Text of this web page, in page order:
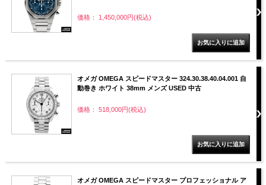
価格： 1,450,000円(税込)
オメガ OMEGA スピードマスター 324.30.38.40.04.001 自
動巻き ホワイト 38mm メンズ USED 中古
価格： 518,000円(税込)
オメガ OMEGA スピードマスター プロフェッショナル ア